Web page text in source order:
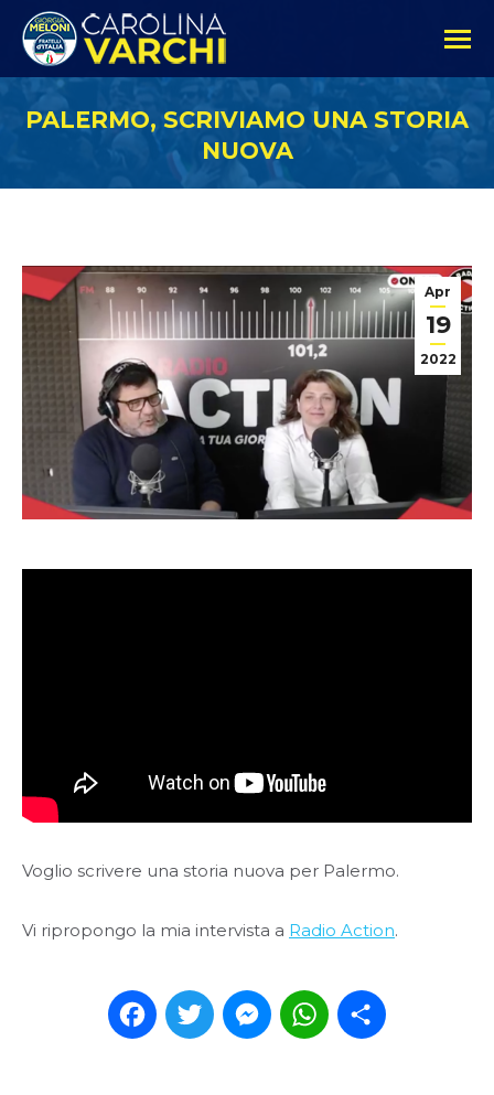
PALERMO, SCRIVIAMO UNA STORIA
NUOVA
Apr
19
2022
Voglio scrivere una storia nuova per Palermo.
Vi ripropongo la mia intervista a Radio Action.
FacebookTwitter MessengerWhatsApp